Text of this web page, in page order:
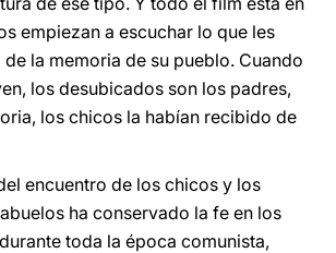
empiezan a escuchar lo que les
la memoria de su pueblo. Cuando
los desubicados son los padres,
los chicos la habían recibido de
encuentro de los chicos y los
ha conservado la fe en los
toda la época comunista,